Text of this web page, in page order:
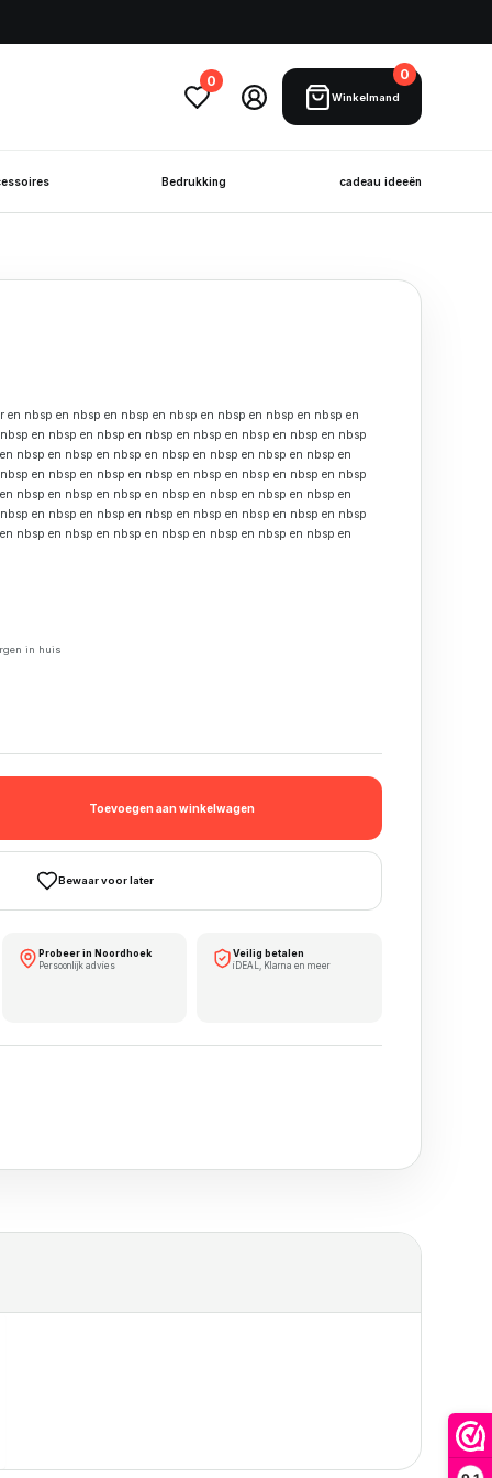
0 0
Winkelmand
Bedrukking cadeau ideeën
en nbsp en nbsp en nbsp en nbsp en nbsp en nbsp en nbsp en
en nbsp en nbsp en nbsp en nbsp en nbsp en nbsp en nbsp
nbsp en nbsp en nbsp en nbsp en nbsp en nbsp en nbsp en
en nbsp en nbsp en nbsp en nbsp en nbsp en nbsp en nbsp
nbsp en nbsp en nbsp en nbsp en nbsp en nbsp en nbsp en
en nbsp en nbsp en nbsp en nbsp en nbsp en nbsp en nbsp
nbsp en nbsp en nbsp en nbsp en nbsp en nbsp en nbsp en
in huis
Toevoegen aan winkelwagen
Bewaar voor later
Probeer in Noordhoek
Persoonlijk advies
Veilig betalen
iDEAL, Klarna en meer